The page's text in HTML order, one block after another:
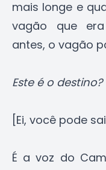
mais longe e
vagão que
antes, o vagão
Este é o destino?
[Ei, você pode
É a voz do